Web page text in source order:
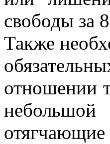
свободы за
Также
отношении
небольшой
отягчающие